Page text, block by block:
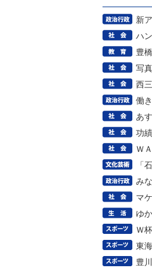
新
ハ
豊
写
西
働
あ
功
Ｗ
「
み
マ
ゆ
Ｗ
東
豊